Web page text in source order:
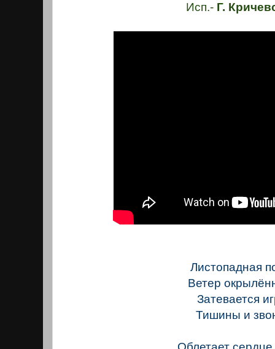
Исп.- Г.
Листопадная
Ветер
Затевается
Тишины и